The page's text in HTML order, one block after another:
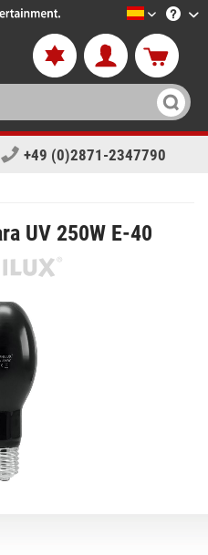
LTT-
+49 (0)2871-2347790
UV 250W E-40